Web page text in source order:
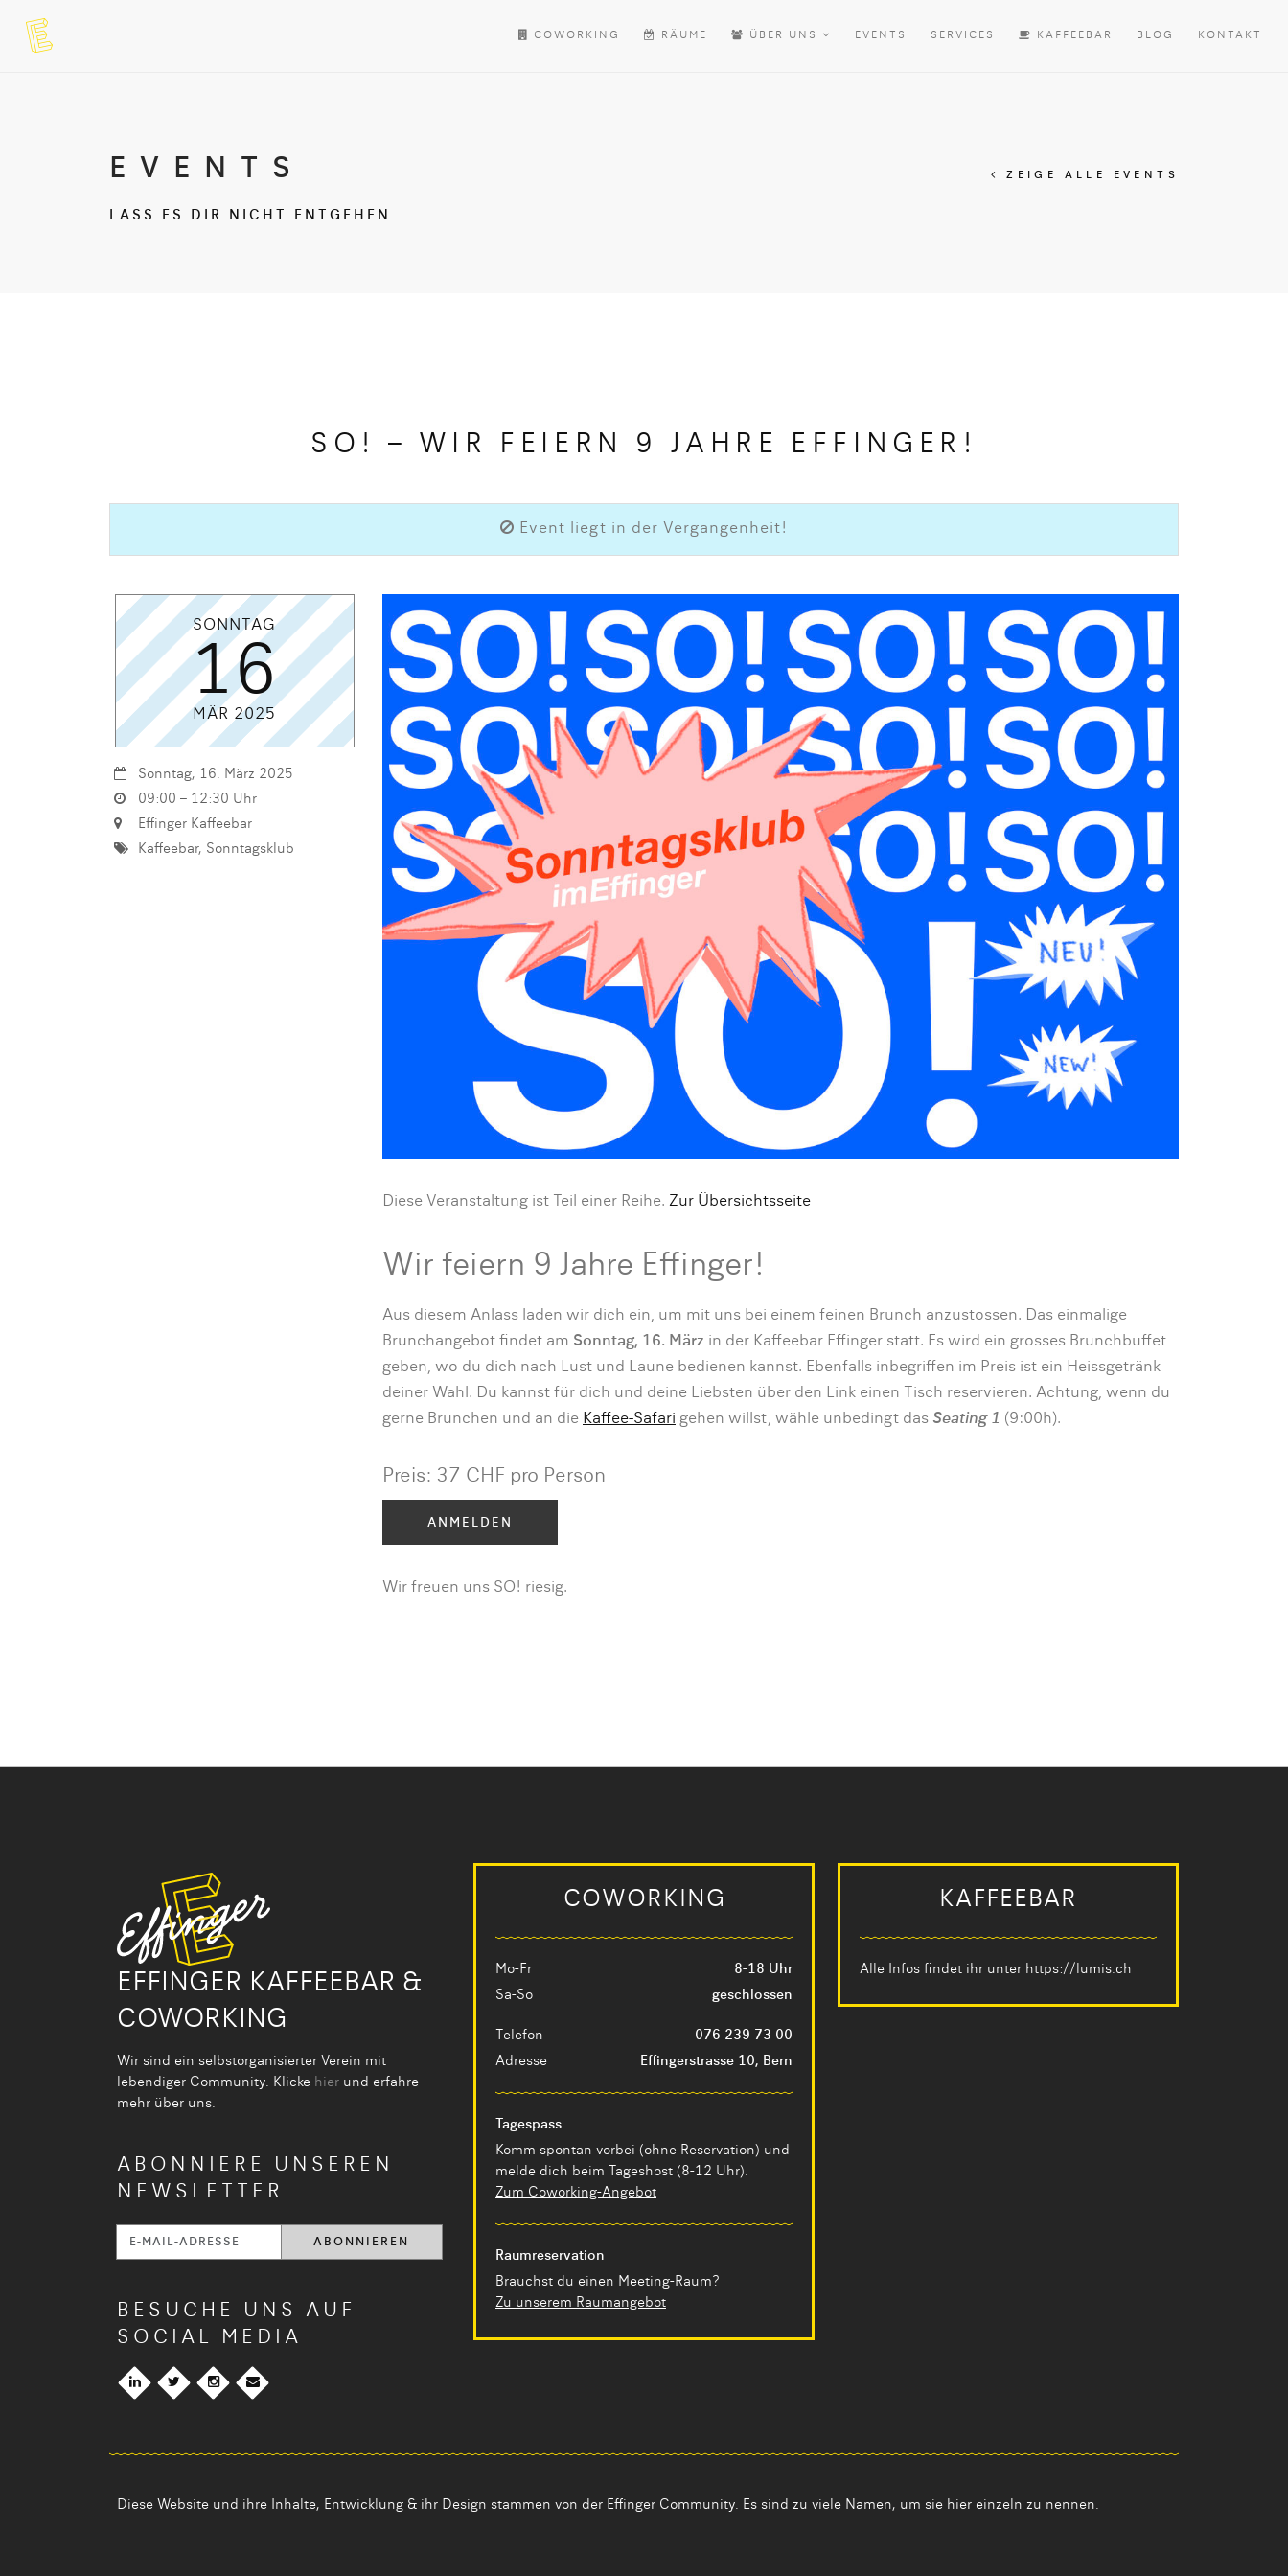
COWORKING RÄUME ÜBER UNS EVENTS SERVICES KAFFEEBAR BLOG KONTAKT
EVENTS
LASS ES DIR NICHT ENTGEHEN
ZEIGE ALLE EVENTS
SO! – WIR FEIERN 9 JAHRE EFFINGER!
Event liegt in der Vergangenheit!
SONNTAG
16
MÄR 2025
Sonntag, 16. März 2025
09:00 – 12:30 Uhr
Effinger Kaffeebar
Kaffeebar, Sonntagsklub
Diese Veranstaltung ist Teil einer Reihe. Zur Übersichtsseite
Wir feiern 9 Jahre Effinger!
Aus diesem Anlass laden wir dich ein, um mit uns bei einem feinen Brunch anzustossen. Das einmalige
Brunchangebot findet am Sonntag, 16. März in der Kaffeebar Effinger statt. Es wird ein grosses Brunchbuffet
geben, wo du dich nach Lust und Laune bedienen kannst. Ebenfalls inbegriffen im Preis ist ein Heissgetränk
deiner Wahl. Du kannst für dich und deine Liebsten über den Link einen Tisch reservieren. Achtung, wenn du
gerne Brunchen und an die Kaffee-Safari gehen willst, wähle unbedingt das Seating 1 (9:00h).
Preis: 37 CHF pro Person
ANMELDEN
Wir freuen uns SO! riesig.
EFFINGER KAFFEEBAR &
COWORKING
Wir sind ein selbstorganisier­ter Verein mit
lebendiger Community. Klicke hier und erfahre
mehr über uns.
ABONNIERE UNSEREN
NEWSLETTER
BESUCHE UNS AUF
SOCIAL MEDIA
COWORKING
Mo-Fr
8-18 Uhr
Sa-So
geschlossen
Telefon
076 239 73 00
Adresse
Effingerstrasse 10, Bern
Tagespass
Komm spontan vorbei (ohne Reservation) und
melde dich beim Tageshost (8-12 Uhr).
Zum Coworking-Angebot
Raumreservation
Brauchst du einen Meeting-Raum?
Zu unserem Raumangebot
KAFFEEBAR
Alle Infos findet ihr unter https://lumis.ch
Diese Website und ihre Inhalte, Entwicklung & ihr Design stammen von der Effinger Community. Es sind zu viele Namen, um sie hier einzeln zu nennen.